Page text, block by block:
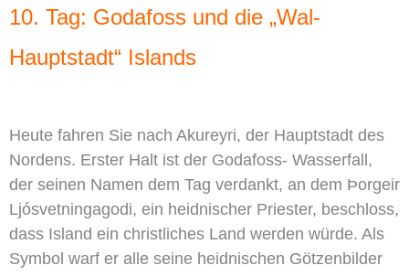
10. Tag: Godafoss und die „Wal-
Hauptstadt“ Islands
Heute fahren Sie nach Akureyri, der Hauptstadt des
Nordens. Erster Halt ist der Godafoss- Wasserfall,
der seinen Namen dem Tag verdankt, an dem Þorgeir
Ljósvetningagodi, ein heidnischer Priester, beschloss,
dass Island ein christliches Land werden würde. Als
Symbol warf er alle seine heidnischen Götzenbilder